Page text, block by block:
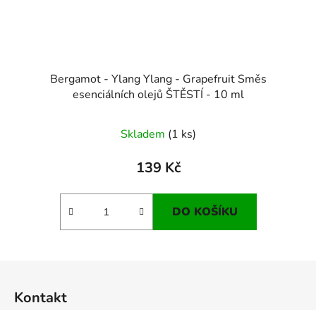
Bergamot - Ylang Ylang - Grapefruit Směs
esenciálních olejů ŠTĚSTÍ - 10 ml
Skladem (1 ks)
139 Kč
DO KOŠÍKU
Kontakt